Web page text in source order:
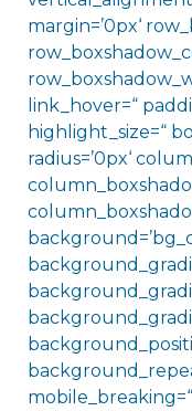
margin=’0px‘
link_hover=“
highlight_size=“
radius=’0px‘